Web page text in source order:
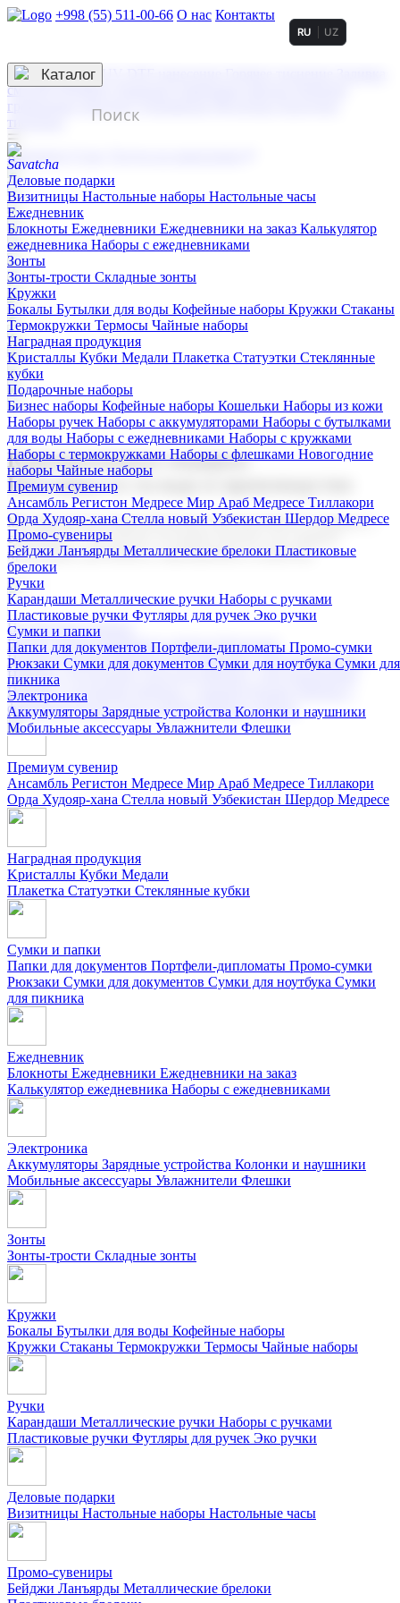
+998 (55) 511-00-66 О нас Контакты
3D гравировка
смолой (Doming)
гравировка твердая
тиснение
RU UZ
☰
Контакты
Каталог
Деловые подарки
Визитницы Настольные наборы Настольные часы
Ежедневник
Блокноты Ежедневники Ежедневники на заказ Калькулятор
ежедневника Наборы с ежедневниками
Зонты
Зонты-трости Складные зонты
Кружки
Бокалы Бутылки для воды Кофейные наборы Кружки Стаканы
Термокружки Термосы Чайные наборы
Наградная продукция
Kристаллы Кубки Медали Плакетка Статуэтки Стеклянные
кубки
Подарочные наборы
Бизнес наборы Кофейные наборы Кошельки Наборы из кожи
Наборы ручек Наборы с аккумуляторами Наборы с бутылками
для воды Наборы с ежедневниками Наборы с кружками
Наборы с термокружками Наборы с флешками Новогодние
наборы Чайные наборы
Премиум сувенир
Ансамбль Регистон Медресе Мир Араб Медресе Тиллакори
Орда Худояр-хана Стелла новый Узбекистан Шердор Медресе
Промо-сувениры
Бейджи Ланъярды Металлические брелоки Пластиковые
брелоки
Ручки
Карандаши Металлические ручки Наборы с ручками
Пластиковые ручки Футляры для ручек Эко ручки
Сумки и папки
Папки для документов Портфели-дипломаты Промо-сумки
Рюкзаки Сумки для документов Сумки для ноутбука Сумки для
пикника
Электроника
Аккумуляторы Зарядные устройства Колонки и наушники
Мобильные аксессуары Увлажнители Флешки
Корпоративные подарки
Поставка со склада и производство
Мы предлагаем широкий выбор корпоративных подарков и
сувениров с логотипом. В нашем каталоге вы найдете
продукцию для бизнеса, мероприятия и клиентов.
Подарочные наборы
Бизнес наборыКофейные наборы Кошельки
Наборы из кожиНаборы ручекНаборы с аккумуляторами
Наборы с бутылками для воды
Наборы с ежедневниками
Наборы с кружками
флешкамиНовогодние наборыЧайные наборы
Премиум сувенир
Ансамбль Регистон Медресе Мир Араб Медресе Тиллакори
Орда Худояр-хана Стелла новый Узбекистан Шердор Медресе
Наградная продукция
Kристаллы Кубки Медали
Плакетка Статуэтки Стеклянные кубки
Сумки и папки
Папки для документов Портфели-дипломаты Промо-сумки
Рюкзаки Сумки для документов Сумки для ноутбука Сумки
для пикника
Ежедневник
Блокноты Ежедневники Ежедневники на заказ
Калькулятор ежедневника Наборы с ежедневниками
Электроника
Аккумуляторы Зарядные устройства Колонки и наушники
Мобильные аксессуары Увлажнители Флешки
Зонты
Зонты-трости Складные зонты
Кружки
Бокалы Бутылки для воды Кофейные наборы
Кружки Стаканы Термокружки Термосы Чайные наборы
Ручки
Карандаши Металлические ручки Наборы с ручками
Пластиковые ручки Футляры для ручек Эко ручки
Деловые подарки
Визитницы Настольные наборы Настольные часы
Промо-сувениры
Бейджи Ланъярды Металлические брелоки